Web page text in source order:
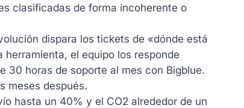
clasificadas de forma incoherente o
dispara los tickets de «dónde está
el equipo los responde
30 horas de soporte al mes con Bigblue.
meses después.
hasta un 40% y el CO2 alrededor de un